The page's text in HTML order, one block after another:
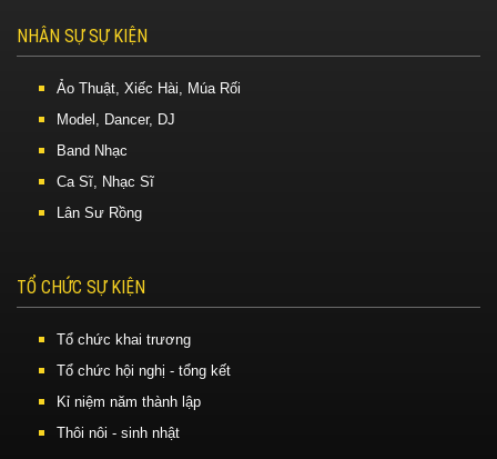
NHÂN SỰ SỰ KIỆN
Ảo Thuật, Xiếc Hài, Múa Rối
Model, Dancer, DJ
Band Nhạc
Ca Sĩ, Nhạc Sĩ
Lân Sư Rồng
TỔ CHỨC SỰ KIỆN
Tổ chức khai trương
Tổ chức hội nghị - tổng kết
Kỉ niệm năm thành lập
Thôi nôi - sinh nhật